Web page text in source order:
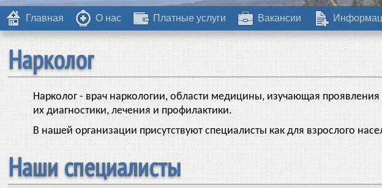
Главная О нас Платные услуги Вакансии
Нарколог
Нарколог - врач наркологии, области медицины, изучающая
их диагностики, лечения и профилактики.
В нашей организации присутствуют специалисты как для взрослого
Наши специалисты